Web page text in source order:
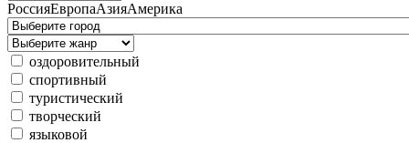
РоссияЕвропаАзияАмерика
оздоровительный
спортивный
туристический
творческий
языковой